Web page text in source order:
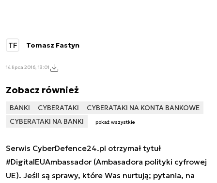
TF Tomasz Fastyn
14 lipca 2016, 13:01
Zobacz również
BANKI CYBERATAKI
CYBERATAKI NA KONTA BANKOWE
CYBERATAKI NA BANKI
pokaż wszystkie
Serwis CyberDefence24.pl otrzymał tytuł
#DigitalEUAmbassador (Ambasadora polityki cyfrowej
UE). Jeśli są sprawy, które Was nurtują; pytania, na